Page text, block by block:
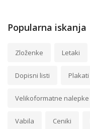
Popularna iskanja
Zloženke Letaki
Dopisni listi Plakati
Velikoformatne nalepke
Vabila Ceniki